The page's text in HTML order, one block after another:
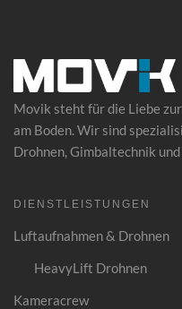
Movik steht für die Liebe
am Boden. Wir sind
Drohnen, Gimbaltechnik
DIENSTLEISTUNGEN
Luftaufnahmen & Drohnen
HeavyLift Drohnen
Kameracrew